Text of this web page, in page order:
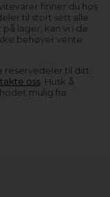
finner du hos
til stort sett alle
lager, kan vi i de
behøver vente
reservedeler til ditt
oss . Husk å
mulig fra